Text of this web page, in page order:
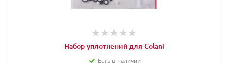
Набор уплотнений для Colani
Есть в наличии